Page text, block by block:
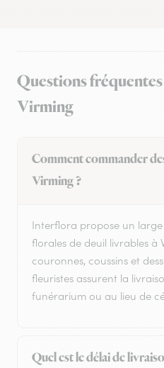
Questions
Virming
Comment commander
Virming ?
Interflora propose un
florales de deuil livrables à
couronnes, coussins et
fleuristes assurent la
funérarium ou au lieu de
Quel est le délai de